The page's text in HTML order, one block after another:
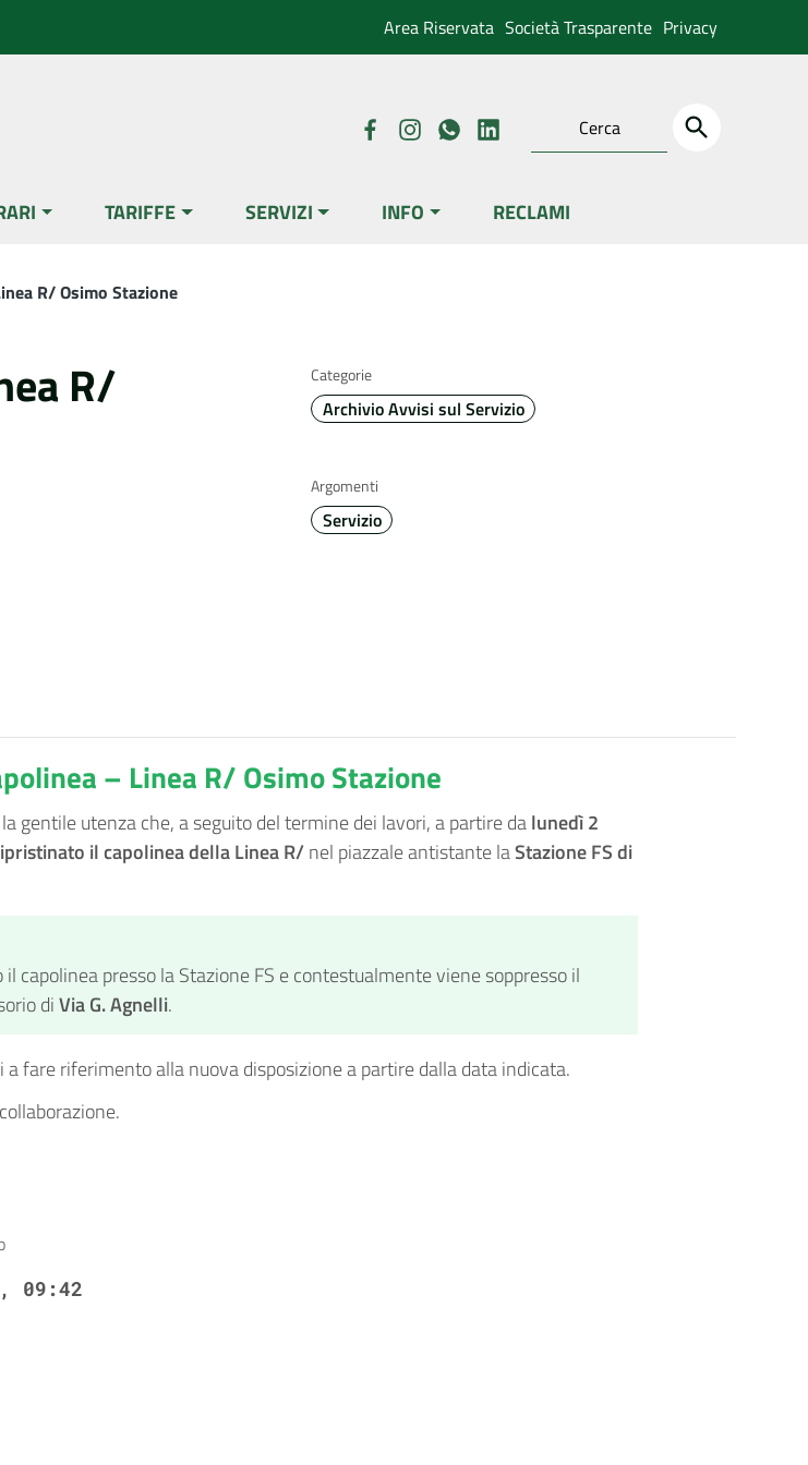
Area Riservata Società Trasparente Privacy
TARIFFE SERVIZI INFO RECLAMI
R/ Osimo Stazione
R/ Categorie
Archivio Avvisi sul Servizio
Argomenti
Servizio
– Linea R/ Osimo Stazione
gentile utenza che, a seguito del termine dei lavori, a partire dalunedì 2
il capolinea della Linea R/nel piazzale antistante laStazione FS di
capolinea presso la Stazione FS e contestualmente viene soppresso il
diVia G. Agnelli.
fare riferimento alla nuova disposizione a partire dalla data indicata.
09:42